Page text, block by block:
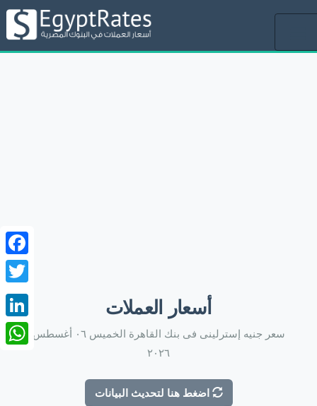
أسعار العملات
سعر جنيه إسترلينى فى بنك القاهرة الخميس ٠٦ أغسطس
٢٠٢٦
اضغط هنا لتحديث البيانات